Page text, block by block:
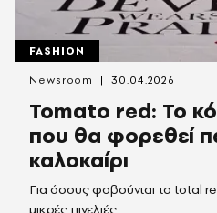
FASHION
Tomato red: Το
που θα φορεθεί
καλοκαίρι
Για όσους φοβούνται το total
μικρές πινελιές
Newsroom 30.04.2026